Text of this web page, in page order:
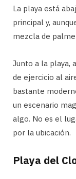
La playa está
principal y,
mezcla de
Junto a la playa,
de ejercicio al
bastante
un escenario
algo. No es el
por la ubicación.
Playa del